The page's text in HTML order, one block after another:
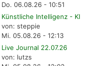
Do. 06.08.26 - 10:51
Künstliche Intelligenz - KI
von: steppie
Mi. 05.08.26 - 12:13
Live Journal 22.07.26
von: lutzs